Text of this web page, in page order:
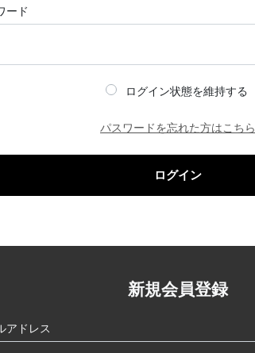
ード
ログイン状態を維持する
パスワードを忘れた方はこちら
ログイン
新規会員登録
アドレス